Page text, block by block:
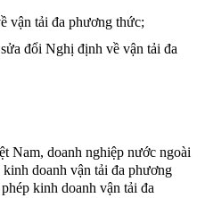
vận tải đa phương thức;
đổi Nghị định về vận tải đa
Nam, doanh nghiệp nước ngoài
doanh vận tải đa phương
kinh doanh vận tải đa